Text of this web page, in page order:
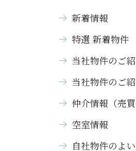
新着情報
特選 新着物件
当社物件のご
当社物件のご
仲介情報（売買
空室情報
自社物件のよ